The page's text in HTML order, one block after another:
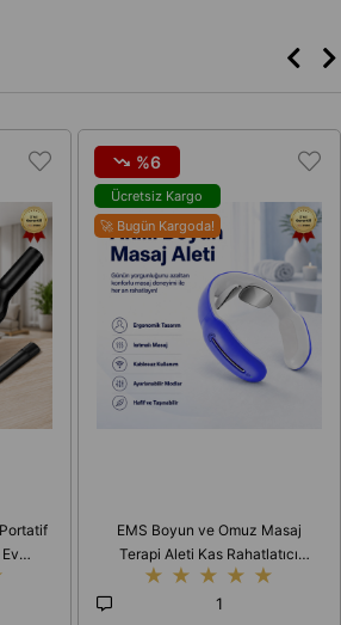
EMS Boyun ve Omuz Masaj
Terapi Aleti Kas Rahatlatıcı
Yorgunluk Giderici Derin Doku
Masajı
★ ★ ★ ★ ★
1
%6
Ücretsiz Kargo
🚀 Bugün Kargoda!